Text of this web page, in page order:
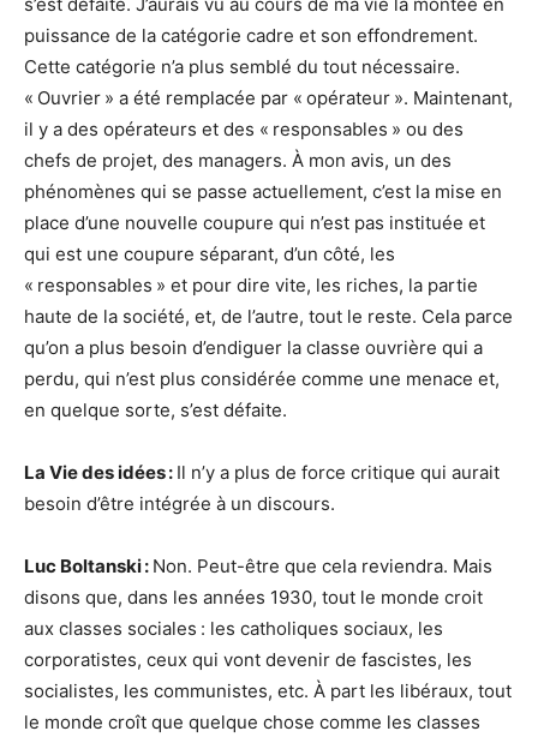
puissance de la catégorie cadre et son effondrement.
Cette catégorie n’a plus semblé du tout nécessaire.
« Ouvrier » a été remplacée par « opérateur ». Maintenant,
il y a des opérateurs et des « responsables » ou des
chefs de projet, des managers. À mon avis, un des
phénomènes qui se passe actuellement, c’est la mise en
place d’une nouvelle coupure qui n’est pas instituée et
qui est une coupure séparant, d’un côté, les
« responsables » et pour dire vite, les riches, la partie
haute de la société, et, de l’autre, tout le reste. Cela parce
qu’on a plus besoin d’endiguer la classe ouvrière qui a
perdu, qui n’est plus considérée comme une menace et,
en quelque sorte, s’est défaite.
La Vie des idées : Il n’y a plus de force critique qui aurait
besoin d’être intégrée à un discours.
Luc Boltanski : Non. Peut-être que cela reviendra. Mais
disons que, dans les années 1930, tout le monde croit
aux classes sociales : les catholiques sociaux, les
corporatistes, ceux qui vont devenir de fascistes, les
socialistes, les communistes, etc. À part les libéraux, tout
le monde croît que quelque chose comme les classes